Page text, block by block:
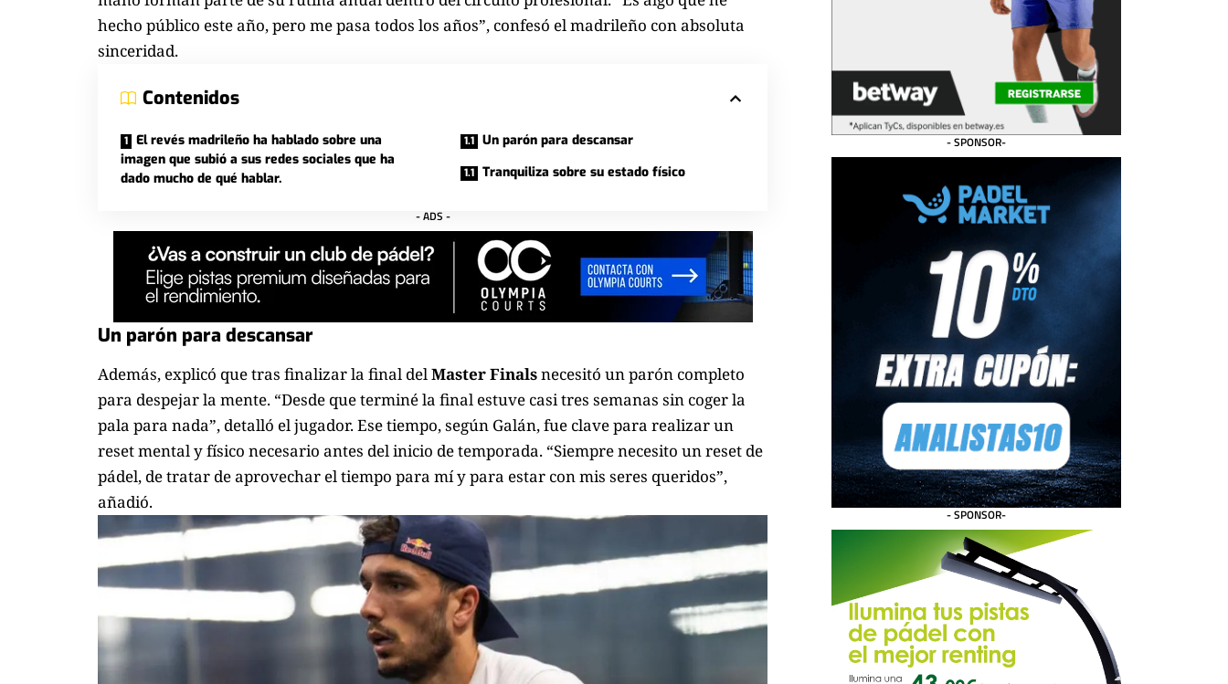
hecho público este año, pero me pasa todos los años”, confesó el madrileño con absoluta
sinceridad.
Contenidos
El revés madrileño ha hablado sobre una
imagen que subió a sus redes sociales que ha
dado mucho de qué hablar.
Un parón para descansar
Tranquiliza sobre su estado físico
- ADS -
Un parón para descansar
Además, explicó que tras finalizar la final delMaster Finalsnecesitó un parón completo
para despejar la mente. “Desde que terminé la final estuve casi tres semanas sin coger la
pala para nada”, detalló el jugador.Ese tiempo, según Galán, fue clave para realizar un
reset mentaly físico necesario antes del inicio de temporada. “Siempre necesito un reset de
pádel, de tratar de aprovechar el tiempo para mí y para estar con mis seres queridos”,
añadió.
- SPONSOR-
- SPONSOR-